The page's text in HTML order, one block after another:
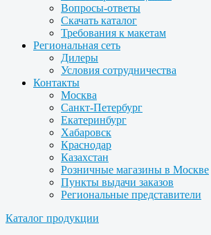
Вопросы-ответы
Скачать каталог
Требования к макетам
Региональная сеть
Дилеры
Условия сотрудничества
Контакты
Москва
Санкт-Петербург
Екатеринбург
Хабаровск
Краснодар
Казахстан
Розничные магазины в Москве
Пункты выдачи заказов
Региональные представители
Каталог продукции